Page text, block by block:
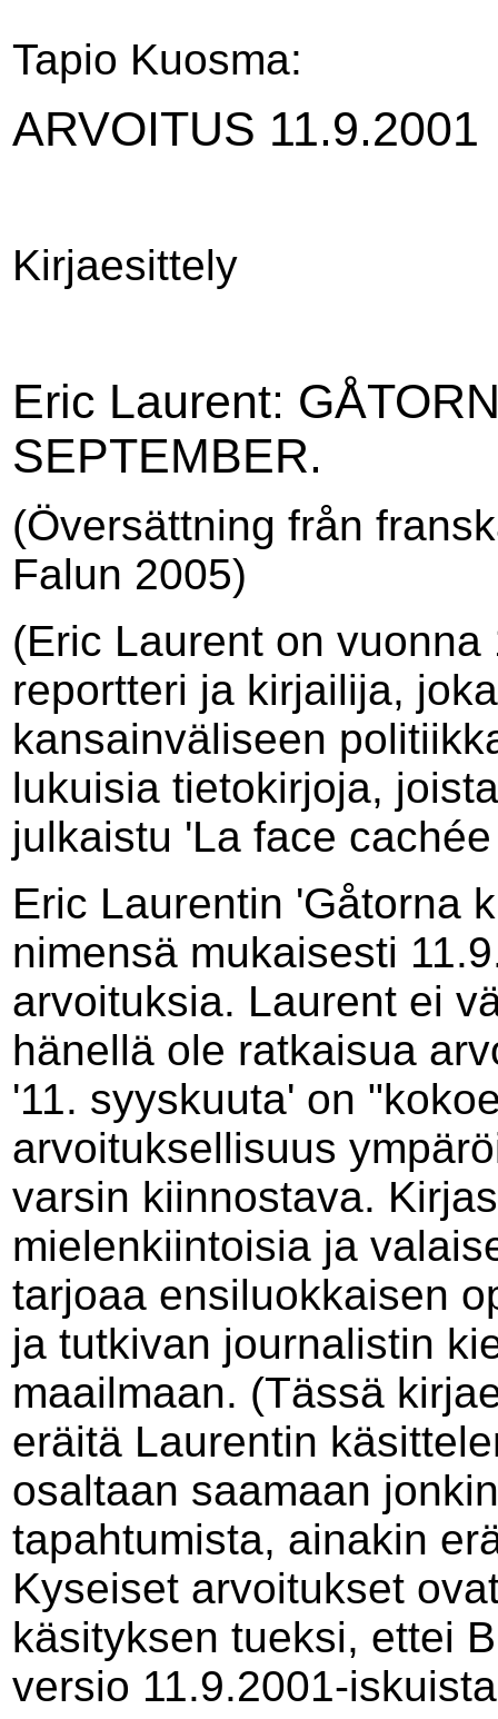
Tapio Kuosma:
ARVOITUS 11.9.2001
Kirjaesittely
Eric Laurent:
SEPTEMBER.
(Översättning från
Falun 2005)
(Eric Laurent on
reportteri ja kirjailija,
kansainväliseen
lukuisia tietokirjoja,
julkaistu 'La face
Eric Laurentin 'Gåtorna
nimensä mukaisesti
arvoituksia. Laurent ei
hänellä ole ratkaisua
'11. syyskuuta' on
arvoituksellisuus
varsin kiinnostava.
mielenkiintoisia ja
tarjoaa ensiluokkaisen
ja tutkivan journalistin
maailmaan. (Tässä
eräitä Laurentin
osaltaan saamaan
tapahtumista, ainakin
Kyseiset arvoitukset
käsityksen tueksi, ettei
versio 11.9.2001-